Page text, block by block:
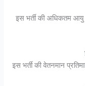
इस भर्ती की अधिकतम आयु
इस भर्ती की वेतनमान